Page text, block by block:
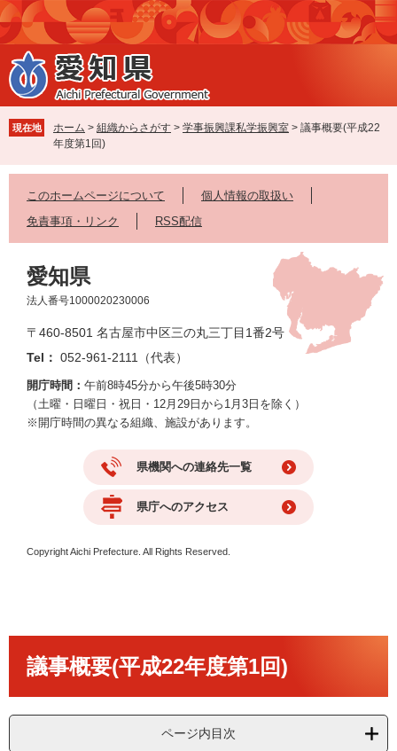
ペ
ー
ジ
の
先
で
す
メ
ニ
ュ
ー
を
ば
し
本
現在地 ホーム > 組織からさがす > 学事振興課私学振興室 > 議事概要(平成22
年度第1回)
議事概要(平成22年度第1回)
ページ内目次
このホームページについて
個人情報の取扱い
免責事項・リンク
RSS配信
愛知県
法人番号1000020230006
〒460-8501 名古屋市中区三の丸三丁目1番2号
Tel： 052-961-2111（代表）
開庁時間： 午前8時45分から午後5時30分
（土曜・日曜日・祝日・12月29日から1月3日を除く）
※開庁時間の異なる組織、施設があります。
県機関への連絡先一覧
県庁へのアクセス
Copyright Aichi Prefecture. All Rights Reserved.